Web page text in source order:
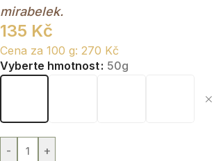
mirabelek.
135 Kč
Cena za 100 g: 270 Kč
Vyberte hmotnost 50g
- +